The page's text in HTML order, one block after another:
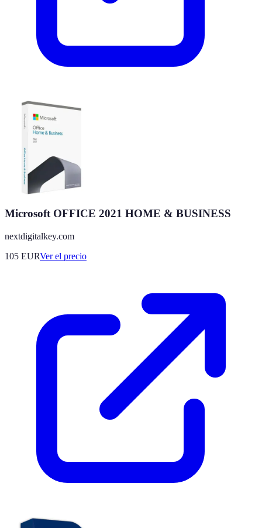
Microsoft OFFICE 2021 HOME & BUSINESS
nextdigitalkey.com
105 EURVer el precio